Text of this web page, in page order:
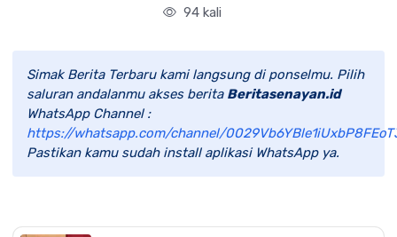
94 kali
Simak Berita Terbaru kami langsung di ponselmu. Pilih
saluran andalanmu akses berita Beritasenayan.id
WhatsApp Channel :
https://whatsapp.com/channel/
Pastikan kamu sudah install aplikasi WhatsApp ya.